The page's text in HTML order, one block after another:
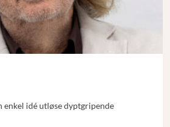
enkel idé utløse dyptgripende